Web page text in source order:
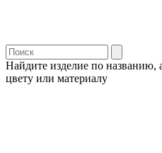
Найдите изделие по названию,
цвету или материалу